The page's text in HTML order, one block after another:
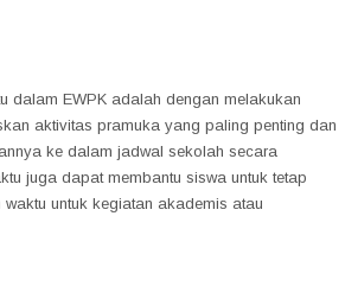
dalam EWPK adalah dengan melakukan
aktivitas pramuka yang paling penting dan
ke dalam jadwal sekolah secara
juga dapat membantu siswa untuk tetap
untuk kegiatan akademis atau